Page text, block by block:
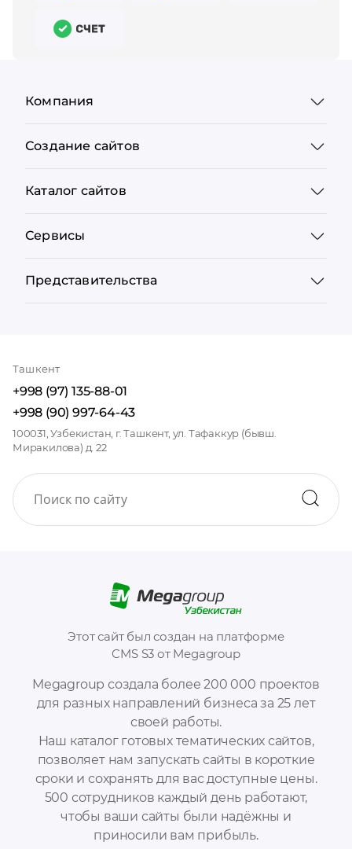
Megagroup создала более 200 000 проектов
для разных направлений бизнеса за 25 лет
своей работы.
Наш каталог готовых тематических сайтов,
позволяет нам запускать сайты в короткие
сроки и сохранять для вас доступные цены.
500 сотрудников каждый день работают,
чтобы ваши сайты были надёжны и
приносили вам прибыль.
Этот сайт был создан на платформе
CMS S3 от Megagroup
Компания
Создание сайтов
Каталог сайтов
Сервисы
Представительства
Ташкент
+998 (97) 135-88-01
+998 (90) 997-64-43
100031, Узбекистан, г. Ташкент, ул. Тафаккур (бывш.
Миракилова) д. 22